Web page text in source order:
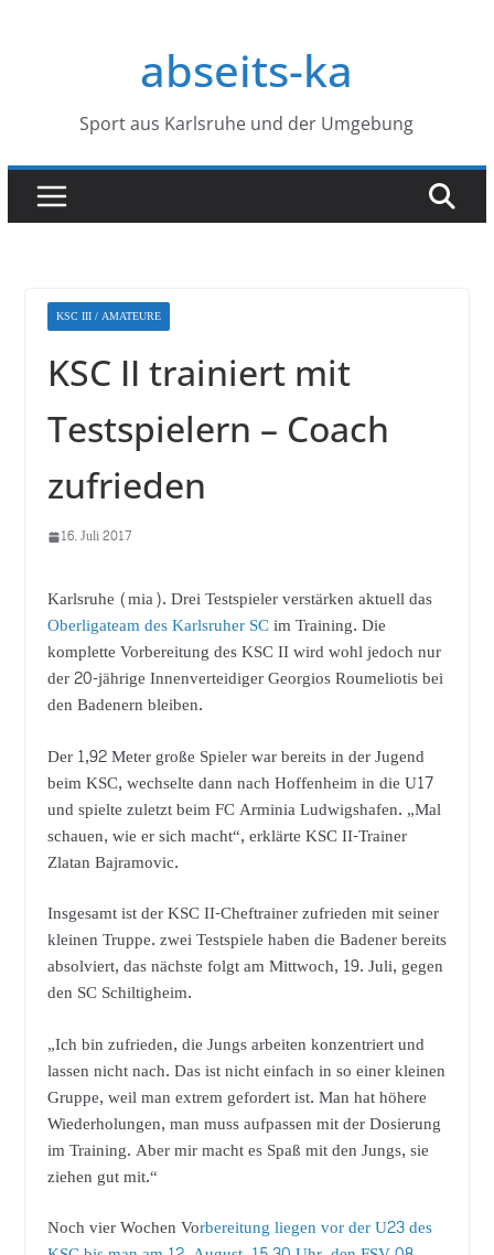
abseits-ka
Sport aus Karlsruhe und der Umgebung
KSC III / AMATEURE
KSC II trainiert mit
Testspielern – Coach
zufrieden
16. Juli 2017
Karlsruhe (mia). Drei Testspieler verstärken aktuell das
Oberligateam des Karlsruher SCim Training. Die
komplette Vorbereitung des KSC II wird wohl jedoch nur
der 20-jährige Innenverteidiger Georgios Roumeliotis bei
den Badenern bleiben.
Der 1,92 Meter große Spieler war bereits in der Jugend
beim KSC, wechselte dann nach Hoffenheim in die U17
und spielte zuletzt beim FC Arminia Ludwigshafen. „Mal
schauen, wie er sich macht“, erklärte KSC II-Trainer
Zlatan Bajramovic.
Insgesamt ist der KSC II-Cheftrainer zufrieden mit seiner
kleinen Truppe. zwei Testspiele haben die Badener bereits
absolviert, das nächste folgt am Mittwoch, 19. Juli, gegen
den SC Schiltigheim.
„Ich bin zufrieden, die Jungs arbeiten konzentriert und
lassen nicht nach. Das ist nicht einfach in so einer kleinen
Gruppe, weil man extrem gefordert ist. Man hat höhere
Wiederholungen, man muss aufpassen mit der Dosierung
im Training. Aber mir macht es Spaß mit den Jungs, sie
ziehen gut mit.“
Noch vier Wochen Vorbereitung liegen vor der U23 des